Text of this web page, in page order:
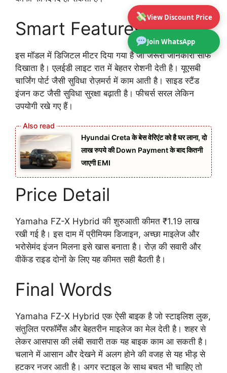
View Discount Price
Join WhatsApp
Smart Features
इस मॉडल में डिजिटल मीटर दिया गया है जो जरूरी जानकारी साफ
दिखाता है। एलईडी लाइट रात में बेहतर रोशनी देती है। यूएसबी
चार्जिंग पोर्ट जैसी सुविधा रोज़मर्रा में काम आती है। साइड स्टैंड
इंजन कट जैसी सुविधा सुरक्षा बढ़ाती है। फीचर्स सरल लेकिन
उपयोगी रखे गए हैं।
Hyundai Creta के बेस वेरिएंट को है घर लाना, दो
लाख रुपये की Down Payment के बाद कितनी
जाएगी EMI
Price Detail
Yamaha FZ-X Hybrid की शुरुआती कीमत ₹1.19 लाख
रखी गई है। इस दाम में प्रीमियम डिजाइन, अच्छा माइलेज और
भरोसेमंद इंजन मिलना इसे खास बनाता है। रोज़ की सवारी और
वीकेंड राइड दोनों के लिए यह कीमत सही बैठती है।
Final Words
Yamaha FZ-X Hybrid एक ऐसी बाइक है जो स्टाइलिश लुक,
संतुलित परफॉर्मेंस और बेहतरीन माइलेज का मेल देती है। शहर से
लेकर आसपास की लंबी सवारी तक यह बाइक काम आ सकती है।
चलाने में आसान और देखने में अलग होने की वजह से यह भीड़ से
हटकर नजर आती है। अगर स्टाइल के साथ बचत भी चाहिए तो